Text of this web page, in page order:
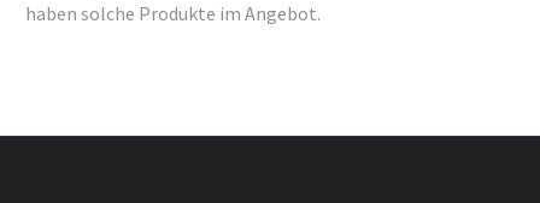
haben solche Produkte im Angebot.